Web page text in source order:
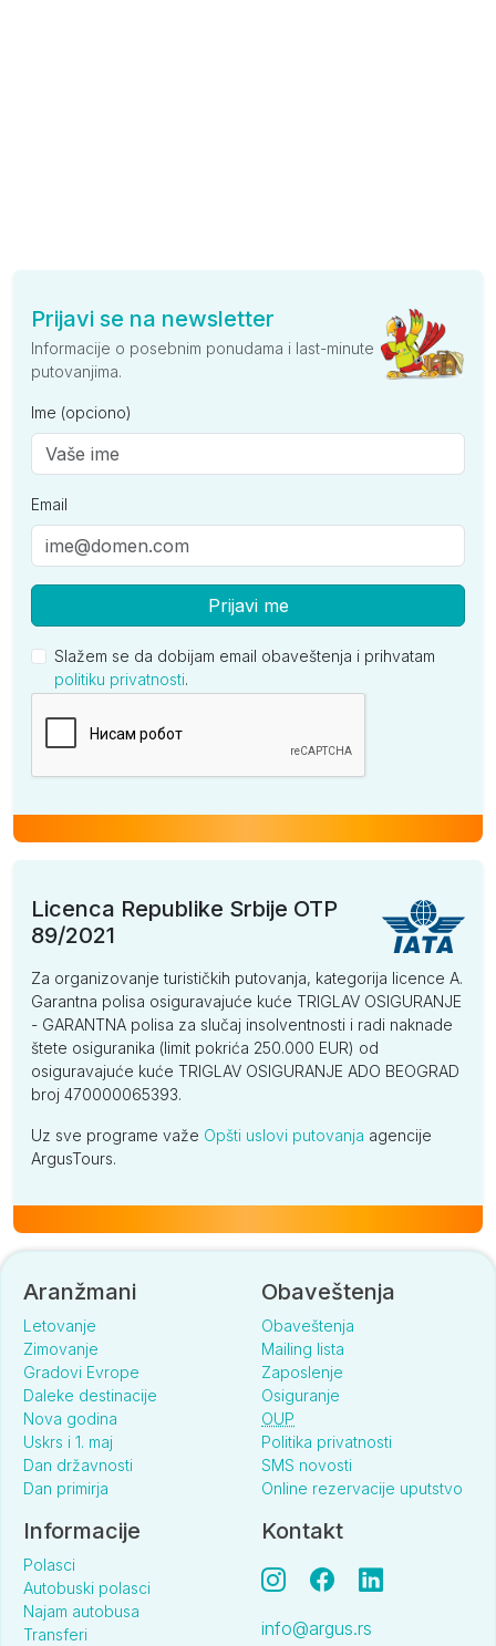
Prijavi se na newsletter
Informacije o posebnim ponudama i last-minute
putovanjima.
Ime (opciono)
Email
Prijavi me
Slažem se da dobijam email obaveštenja i prihvatam
politiku privatnosti.
Licenca Republike Srbije OTP
89/2021
Za organizovanje turističkih putovanja, kategorija licence A.
Garantna polisa osiguravajuće kuće TRIGLAV OSIGURANJE
- GARANTNA polisa za slučaj insolventnosti i radi naknade
štete osiguranika (limit pokrića 250.000 EUR) od
osiguravajuće kuće TRIGLAV OSIGURANJE ADO BEOGRAD
broj 470000065393.
Uz sve programe važe Opšti uslovi putovanja agencije
ArgusTours.
Aranžmani
Letovanje
Zimovanje
Gradovi Evrope
Daleke destinacije
Nova godina
Uskrs i 1. maj
Dan državnosti
Dan primirja
Obaveštenja
Obaveštenja
Mailing lista
Zaposlenje
Osiguranje
OUP
Politika privatnosti
SMS novosti
Online rezervacije uputstvo
Informacije
Polasci
Autobuski polasci
Najam autobusa
Transferi
Kontakt
info@argus.rs